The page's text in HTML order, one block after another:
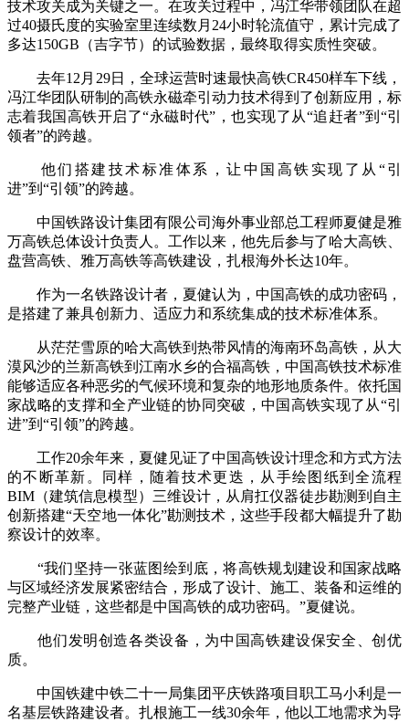
技术攻关成为关键之一。在攻关过程中，冯江华带领团队在超
过40摄氏度的实验室里连续数月24小时轮流值守，累计完成了
多达150GB（吉字节）的试验数据，最终取得实质性突破。
去年12月29日，全球运营时速最快高铁CR450样车下线，
冯江华团队研制的高铁永磁牵引动力技术得到了创新应用，标
志着我国高铁开启了“永磁时代”，也实现了从“追赶者”到“引
领者”的跨越。
他们搭建技术标准体系，让中国高铁实现了从“引
进”到“引领”的跨越。
中国铁路设计集团有限公司海外事业部总工程师夏健是雅
万高铁总体设计负责人。工作以来，他先后参与了哈大高铁、
盘营高铁、雅万高铁等高铁建设，扎根海外长达10年。
作为一名铁路设计者，夏健认为，中国高铁的成功密码，
是搭建了兼具创新力、适应力和系统集成的技术标准体系。
从茫茫雪原的哈大高铁到热带风情的海南环岛高铁，从大
漠风沙的兰新高铁到江南水乡的合福高铁，中国高铁技术标准
能够适应各种恶劣的气候环境和复杂的地形地质条件。依托国
家战略的支撑和全产业链的协同突破，中国高铁实现了从“引
进”到“引领”的跨越。
工作20余年来，夏健见证了中国高铁设计理念和方式方法
的不断革新。同样，随着技术更迭，从手绘图纸到全流程
BIM（建筑信息模型）三维设计，从肩扛仪器徒步勘测到自主
创新搭建“天空地一体化”勘测技术，这些手段都大幅提升了勘
察设计的效率。
“我们坚持一张蓝图绘到底，将高铁规划建设和国家战略
与区域经济发展紧密结合，形成了设计、施工、装备和运维的
完整产业链，这些都是中国高铁的成功密码。”夏健说。
他们发明创造各类设备，为中国高铁建设保安全、创优
质。
中国铁建中铁二十一局集团平庆铁路项目职工马小利是一
名基层铁路建设者。扎根施工一线30余年，他以工地需求为导